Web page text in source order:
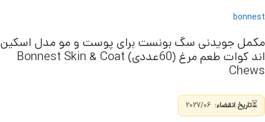
bonnest
مکمل جویدنی سگ بونست برای پوست و مو مدل اسکین
اند کوات طعم مرغ (60عددی) Bonnest Skin & Coat
Chews
⏳تاریخ انقضاء: